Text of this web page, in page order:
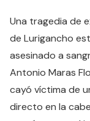
Una tragedia de
de Lurigancho
asesinado a
Antonio Maras
cayó víctima de
directo en la